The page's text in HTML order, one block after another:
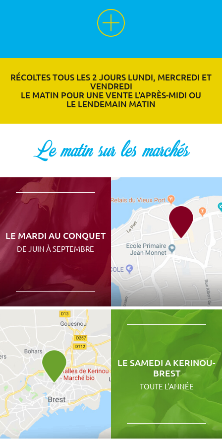
RÉCOLTES TOUS LES 2 JOURS LUNDI, MERCREDI ET
VENDREDI
LE MATIN POUR UNE VENTE L'APRÈS-MIDI OU
LE LENDEMAIN MATIN
Le matin sur les marchés
LE MARDI AU CONQUET
DE JUIN À SEPTEMBRE
LE SAMEDI A KERINOU-
BREST
TOUTE L'ANNÉE